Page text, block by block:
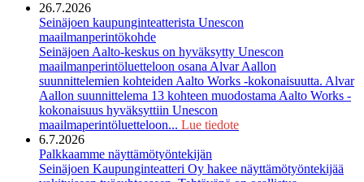
26.7.2026
Seinäjoen kaupunginteatterista Unescon
maailmanperintökohde
Seinäjoen Aalto-keskus on hyväksytty Unescon
maailmanperintöluetteloon osana Alvar Aallon
suunnittelemien kohteiden Aalto Works -kokonaisuutta. Alvar
Aallon suunnittelema 13 kohteen muodostama Aalto Works -
kokonaisuus hyväksyttiin Unescon
maailmaperintöluetteloon... Lue tiedote
6.7.2026
Palkkaamme näyttämötyöntekijän
Seinäjoen Kaupunginteatteri Oy hakee näyttämötyöntekijää